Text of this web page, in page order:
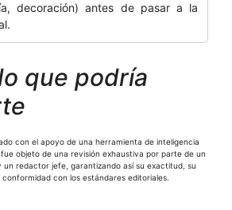
decoración) antes de pasar a la
que podría
con el apoyo de una herramienta de inteligencia
objeto de una revisión exhaustiva por parte de un
un redactor jefe, garantizando así su exactitud, su
con los estándares editoriales.